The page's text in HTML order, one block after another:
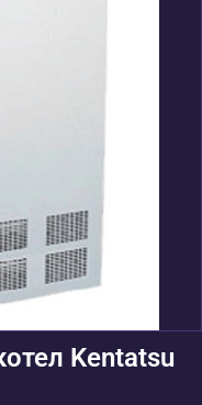
Kentatsu